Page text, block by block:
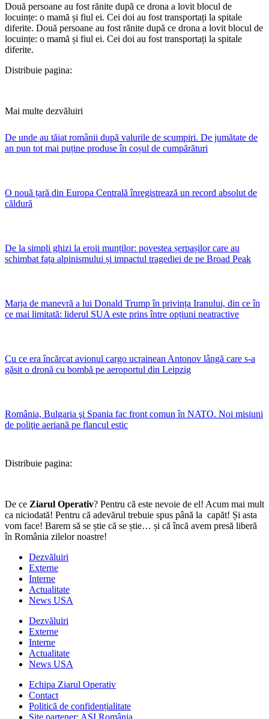
Două persoane au fost rănite după ce drona a lovit blocul de
locuințe: o mamă și fiul ei. Cei doi au fost transportați la spitale
diferite. ​Două persoane au fost rănite după ce drona a lovit blocul de
locuințe: o mamă și fiul ei. Cei doi au fost transportați la spitale
diferite.
Distribuie pagina:
Mai multe dezvăluiri
De unde au tăiat românii după valurile de scumpiri. De jumătate de
an pun tot mai puține produse în coșul de cumpărături
O nouă țară din Europa Centrală înregistrează un record absolut de
căldură
De la simpli ghizi la eroii munților: povestea șerpașilor care au
schimbat fața alpinismului și impactul tragediei de pe Broad Peak
Marja de manevră a lui Donald Trump în privința Iranului, din ce în
ce mai limitată: liderul SUA este prins între opțiuni neatractive
Cu ce era încărcat avionul cargo ucrainean Antonov lângă care s-a
găsit o dronă cu bombă pe aeroportul din Leipzig
România, Bulgaria şi Spania fac front comun în NATO. Noi misiuni
de poliţie aeriană pe flancul estic
Distribuie pagina:
De ce Ziarul Operativ? Pentru că este nevoie de el! Acum mai mult
ca niciodată! Pentru că adevărul trebuie spus până la capăt! Și asta
vom face! Barem să se știe că se știe… și că încă avem presă liberă
în România zilelor noastre!
Dezvăluiri
Externe
Interne
Actualitate
News USA
Dezvăluiri
Externe
Interne
Actualitate
News USA
Echipa Ziarul Operativ
Contact
Politică de confidențialitate
Site partener: ASI România